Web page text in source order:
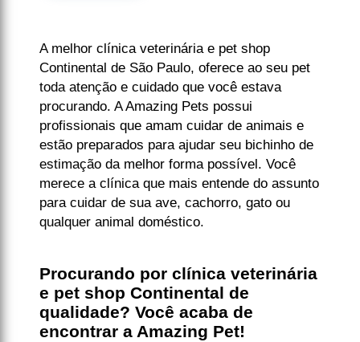
A melhor clínica veterinária e pet shop
Continental de São Paulo, oferece ao seu pet
toda atenção e cuidado que você estava
procurando. A Amazing Pets possui
profissionais que amam cuidar de animais e
estão preparados para ajudar seu bichinho de
estimação da melhor forma possível. Você
merece a clínica que mais entende do assunto
para cuidar de sua ave, cachorro, gato ou
qualquer animal doméstico.
Procurando por clínica veterinária
e pet shop Continental de
qualidade? Você acaba de
encontrar a Amazing Pet!